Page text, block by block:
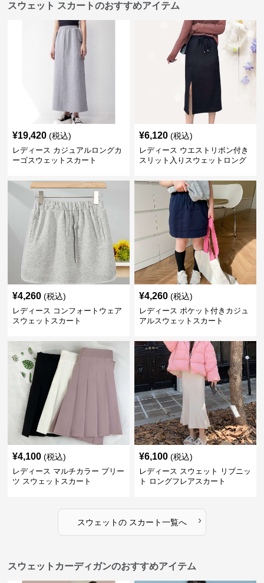
スウェット スカートのおすすめアイテム
¥19,420 (税込)
レディース カジュアルロングカ
ーゴスウェットスカート
¥6,120 (税込)
レディース ウエストリボン付き
スリット入りスウェットロング
¥4,260 (税込)
レディース コンフォートウェア
スウェットスカート
¥4,260 (税込)
レディース ポケット付きカジュ
アルスウェットスカート
¥4,100 (税込)
レディース マルチカラー プリー
ツ スウェットスカート
¥6,100 (税込)
レディース スウェット リブニッ
ト ロングフレアスカート
スウェットのスカート一覧へ ›
スウェットカーディガンのおすすめアイテム